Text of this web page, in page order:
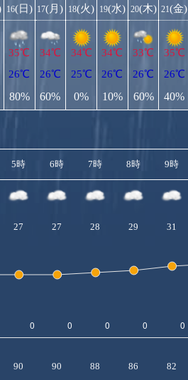
16(日)
35℃
26℃
80%
17(月)
34℃
26℃
60%
18(火)
34℃
25℃
0%
19(水)
34℃
26℃
10%
20(木)
33℃
26℃
60%
21(金)
35℃
26℃
40%
5時 6時 7時 8時 9時
27 27 28 29 31
90 90 88 86 82